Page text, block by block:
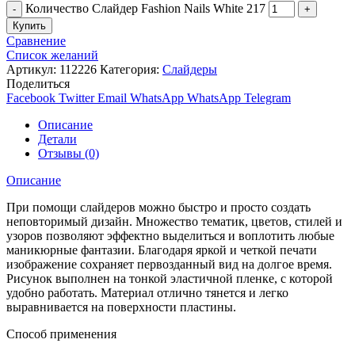
Количество Слайдер Fashion Nails White 217
Купить
Сравнение
Список желаний
Артикул: 112226 Категория: Слайдеры
Поделиться
Facebook Twitter Email WhatsApp WhatsApp Telegram
Описание
Детали
Отзывы (0)
Описание
При помощи слайдеров можно быстро и просто создать
неповторимый дизайн. Множество тематик, цветов, стилей и
узоров позволяют эффектно выделиться и воплотить любые
маникюрные фантазии. Благодаря яркой и четкой печати
изображение сохраняет первозданный вид на долгое время.
Рисунок выполнен на тонкой эластичной пленке, с которой
удобно работать. Материал отлично тянется и легко
выравнивается на поверхности пластины.
Способ применения